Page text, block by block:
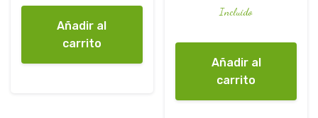
Añadir al
carrito
Incluido
Añadir al
carrito